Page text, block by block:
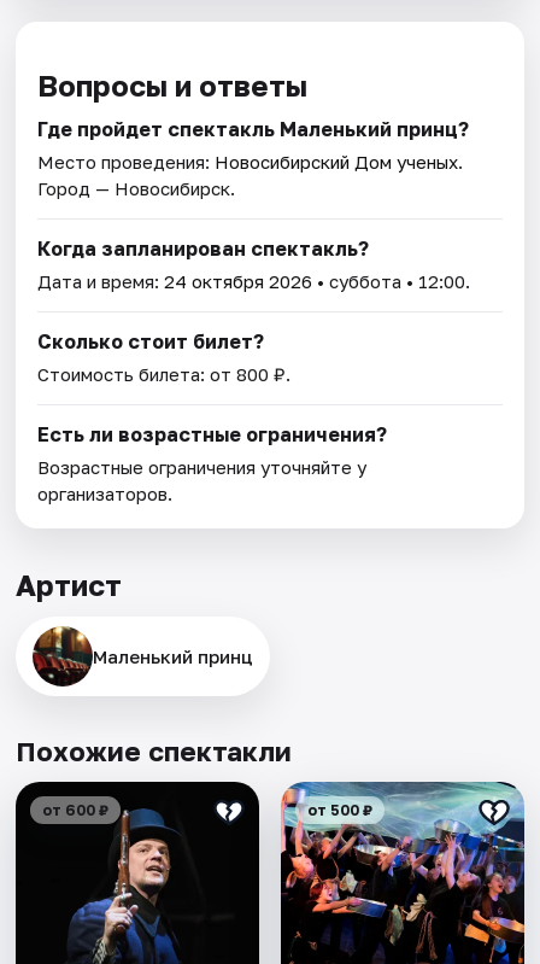
Вопросы и ответы
Где пройдет спектакль Маленький принц?
Место проведения: Новосибирский Дом ученых.
Город — Новосибирск.
Когда запланирован спектакль?
Дата и время:24 октября 2026 • суббота • 12:00.
Сколько стоит билет?
Стоимость билета: от 800 ₽.
Есть ли возрастные ограничения?
Возрастные ограничения уточняйте у
организаторов.
Артист
Маленький принц
Похожие спектакли
от 600 ₽ от 500 ₽